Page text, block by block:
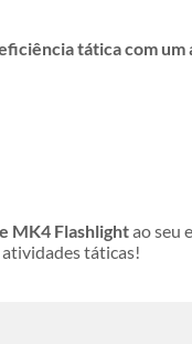
tática com
MK4 Flashlightao seu
atividades táticas!